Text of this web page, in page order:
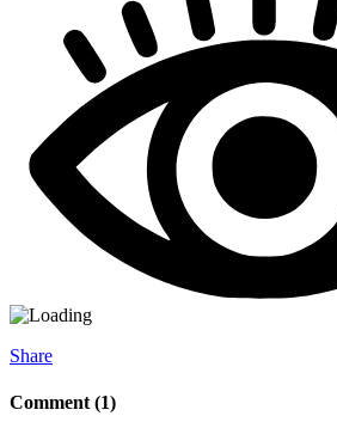
Share
Comment (1)